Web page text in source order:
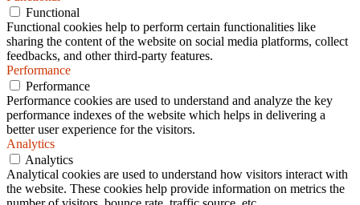
Functional
Functional cookies help to perform certain functionalities like
sharing the content of the website on social media platforms, collect
feedbacks, and other third-party features.
Performance
Performance
Performance cookies are used to understand and analyze the key
performance indexes of the website which helps in delivering a
better user experience for the visitors.
Analytics
Analytics
Analytical cookies are used to understand how visitors interact with
the website. These cookies help provide information on metrics the